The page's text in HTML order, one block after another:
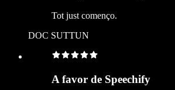
Tot just començo.
DOC SUTTUN
A favor de Speechify